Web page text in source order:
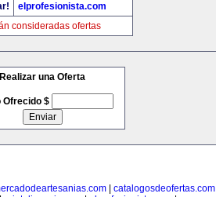
elprofesionista.com
consideradas ofertas
Realizar una Oferta
Ofrecido $
catalogosdeofertas.com